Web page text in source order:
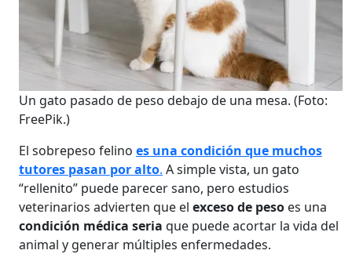
Un gato pasado de peso debajo de una mesa. (Foto:
FreePik.)
El sobrepeso felino es una condición que muchos
tutores pasan por alto. A simple vista, un gato
“rellenito” puede parecer sano, pero estudios
veterinarios advierten que el exceso de peso es una
condición médica seria que puede acortar la vida del
animal y generar múltiples enfermedades.